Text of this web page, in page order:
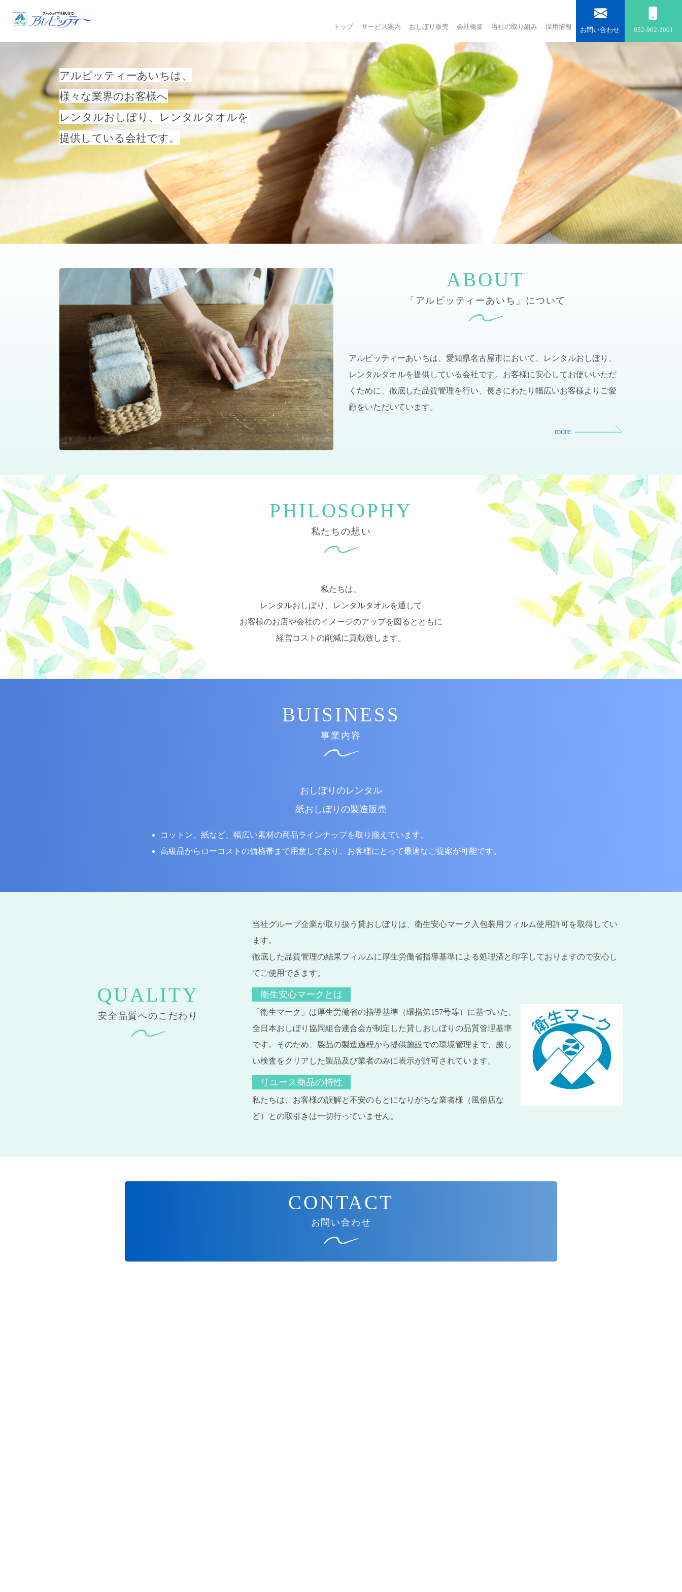
トップ サービス案内 おしぼり販売 会社概要 当社の取り組み 採用情報 お問い合わせ 052-902-2001
アルピッティーあいちは、
様々な業界のお客様へ
レンタルおしぼり、レンタルタオルを
提供している会社です。
「アルピッティーあいち」について
アルピッティーあいちは、愛知県名古屋市において、レンタルおしぼり、
レンタルタオルを提供している会社です。お客様に安心してお使いいただ
くために、徹底した品質管理を行い、長きにわたり幅広いお客様よりご愛
顧をいただいています。
more
私たちの想い
私たちは、
レンタルおしぼり、レンタルタオルを通して
お客様のお店や会社のイメージのアップを図るとともに
経営コストの削減に貢献致します。
事業内容
おしぼりのレンタル
紙おしぼりの製造販売
コットン、紙など、幅広い素材の商品ラインナップを取り揃えています。
高級品からローコストの価格帯まで用意しており、お客様にとって最適なご提案が可能です。
安全品質へのこだわり
当社グループ企業が取り扱う貸おしぼりは、衛生安心マーク入包装用フィルム使用許可を取得してい
ます。
徹底した品質管理の結果フィルムに厚生労働省指導基準による処理済と印字しておりますので安心し
てご使用できます。
衛生安心マークとは
「衛生マーク」は厚生労働省の指導基準（環指第157号等）に基づいた、
全日本おしぼり協同組合連合会が制定した貸しおしぼりの品質管理基準
です。そのため、製品の製造過程から提供施設での環境管理まで、厳し
い検査をクリアした製品及び業者のみに表示が許可されています。
リユース商品の特性
私たちは、お客様の誤解と不安のもとになりがちな業者様（風俗店な
ど）との取引きは一切行っていません。
お問い合わせ